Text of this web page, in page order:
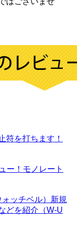
符を打ちます！
ー！モノレート
ォッチベル）新規
どを紹介（W-U